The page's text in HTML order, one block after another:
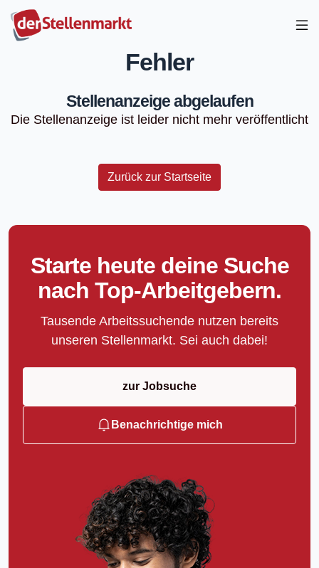
Fehler
Stellenanzeige abgelaufen
Die Stellenanzeige ist leider nicht mehr veröffentlicht
Zurück zur Startseite
Starte heute deine Suche
nach Top-Arbeitgebern.
Tausende Arbeitssuchende nutzen bereits
unseren Stellenmarkt. Sei auch dabei!
zur Jobsuche
Benachrichtige mich